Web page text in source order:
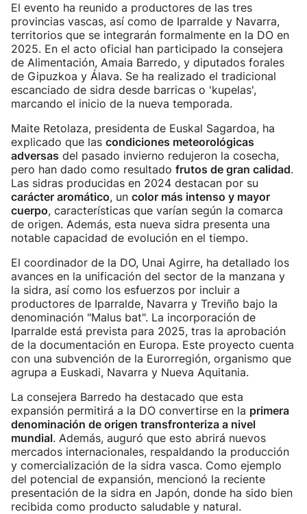
El evento ha reunido a productores de las tres
provincias vascas, así como de Iparralde y Navarra,
territorios que se integrarán formalmente en la DO en
2025. En el acto oficial han participado la consejera
de Alimentación, Amaia Barredo, y diputados forales
de Gipuzkoa y Álava. Se ha realizado el tradicional
escanciado de sidra desde barricas o 'kupelas',
marcando el inicio de la nueva temporada.
Maite Retolaza, presidenta de Euskal Sagardoa, ha
explicado que las condiciones meteorológicas
adversas del pasado invierno redujeron la cosecha,
pero han dado como resultado frutos de gran calidad.
Las sidras producidas en 2024 destacan por su
carácter aromático, un color más intenso y mayor
cuerpo, características que varían según la comarca
de origen. Además, esta nueva sidra presenta una
notable capacidad de evolución en el tiempo.
El coordinador de la DO, Unai Agirre, ha detallado los
avances en la unificación del sector de la manzana y
la sidra, así como los esfuerzos por incluir a
productores de Iparralde, Navarra y Treviño bajo la
denominación "Malus bat". La incorporación de
Iparralde está prevista para 2025, tras la aprobación
de la documentación en Europa. Este proyecto cuenta
con una subvención de la Eurorregión, organismo que
agrupa a Euskadi, Navarra y Nueva Aquitania.
La consejera Barredo ha destacado que esta
expansión permitirá a la DO convertirse en la primera
denominación de origen transfronteriza a nivel
mundial. Además, auguró que esto abrirá nuevos
mercados internacionales, respaldando la producción
y comercialización de la sidra vasca. Como ejemplo
del potencial de expansión, mencionó la reciente
presentación de la sidra en Japón, donde ha sido bien
recibida como producto saludable y natural.